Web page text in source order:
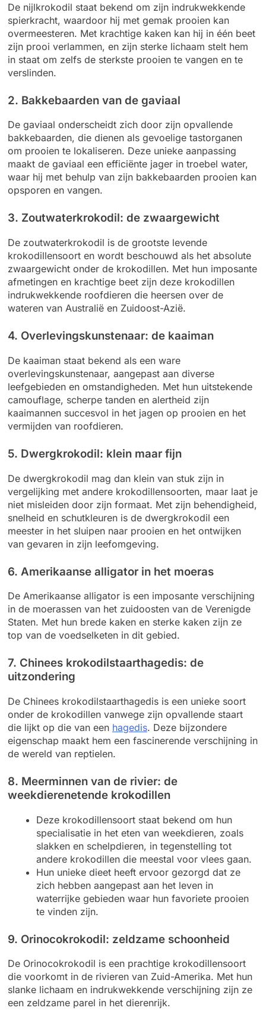
De nijlkrokodil staat bekend om zijn indrukwekkende
spierkracht, waardoor hij met gemak prooien kan
overmeesteren. Met krachtige kaken kan hij in één beet
zijn prooi verlammen, en zijn sterke lichaam stelt hem
in staat om zelfs de sterkste prooien te vangen en te
verslinden.
2. Bakkebaarden van de gaviaal
De gaviaal onderscheidt zich door zijn opvallende
bakkebaarden, die dienen als gevoelige tastorganen
om prooien te lokaliseren. Deze unieke aanpassing
maakt de gaviaal een efficiënte jager in troebel water,
waar hij met behulp van zijn bakkebaarden prooien kan
opsporen en vangen.
3. Zoutwaterkrokodil: de zwaargewicht
De zoutwaterkrokodil is de grootste levende
krokodillensoort en wordt beschouwd als het absolute
zwaargewicht onder de krokodillen. Met hun imposante
afmetingen en krachtige beet zijn deze krokodillen
indrukwekkende roofdieren die heersen over de
wateren van Australië en Zuidoost-Azië.
4. Overlevingskunstenaar: de kaaiman
De kaaiman staat bekend als een ware
overlevingskunstenaar, aangepast aan diverse
leefgebieden en omstandigheden. Met hun uitstekende
camouflage, scherpe tanden en alertheid zijn
kaaimannen succesvol in het jagen op prooien en het
vermijden van roofdieren.
5. Dwergkrokodil: klein maar fijn
De dwergkrokodil mag dan klein van stuk zijn in
vergelijking met andere krokodillensoorten, maar laat je
niet misleiden door zijn formaat. Met zijn behendigheid,
snelheid en schutkleuren is de dwergkrokodil een
meester in het sluipen naar prooien en het ontwijken
van gevaren in zijn leefomgeving.
6. Amerikaanse alligator in het moeras
De Amerikaanse alligator is een imposante verschijning
in de moerassen van het zuidoosten van de Verenigde
Staten. Met hun brede kaken en sterke kaken zijn ze
top van de voedselketen in dit gebied.
7. Chinees krokodilstaarthagedis: de
uitzondering
De Chinees krokodilstaarthagedis is een unieke soort
onder de krokodillen vanwege zijn opvallende staart
die lijkt op die van een hagedis. Deze bijzondere
eigenschap maakt hem een fascinerende verschijning in
de wereld van reptielen.
8. Meerminnen van de rivier: de
weekdierenetende krokodillen
Deze krokodillensoort staat bekend om hun
specialisatie in het eten van weekdieren, zoals
slakken en schelpdieren, in tegenstelling tot
andere krokodillen die meestal voor vlees gaan.
Hun unieke dieet heeft ervoor gezorgd dat ze
zich hebben aangepast aan het leven in
waterrijke gebieden waar hun favoriete prooien
te vinden zijn.
9. Orinocokrokodil: zeldzame schoonheid
De Orinocokrokodil is een prachtige krokodillensoort
die voorkomt in de rivieren van Zuid-Amerika. Met hun
slanke lichaam en indrukwekkende verschijning zijn ze
een zeldzame parel in het dierenrijk.